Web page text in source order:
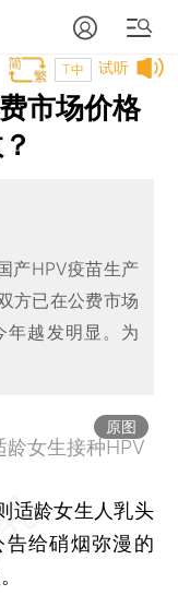
试听
T中
市场价格
产HPV疫苗生产
方已在公费市场
年越发明显。为
原图
女生接种HPV
适龄女生人乳头
给硝烟弥漫的